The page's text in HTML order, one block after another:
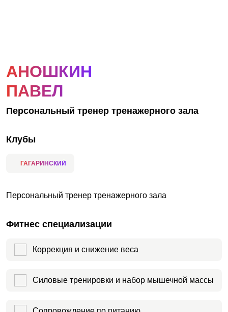
АНОШКИН
ПАВЕЛ
Персональный тренер тренажерного зала
Клубы
ГАГАРИНСКИЙ
Персональный тренер тренажерного зала
Фитнес специализации
Коррекция и снижение веса
Силовые тренировки и набор мышечной массы